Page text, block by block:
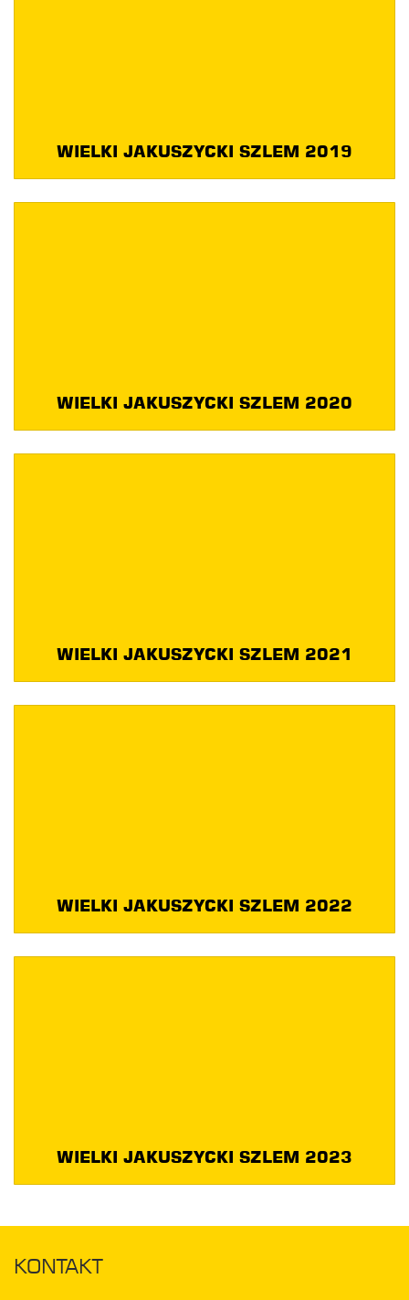
WIELKI JAKUSZYCKI SZLEM 2019
WIELKI JAKUSZYCKI SZLEM 2020
WIELKI JAKUSZYCKI SZLEM 2021
WIELKI JAKUSZYCKI SZLEM 2022
WIELKI JAKUSZYCKI SZLEM 2023
KONTAKT